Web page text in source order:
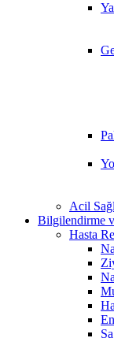
Acil
Bilgilendirme
Hasta